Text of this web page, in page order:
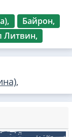
Байрон,
Литвин,
,